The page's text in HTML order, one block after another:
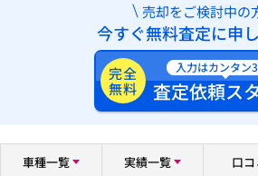
売却をご検討中の
今すぐ無料査定に申
完全
無料
入力はカンタン
査定依頼ス
車種一覧 実績一覧 口コ